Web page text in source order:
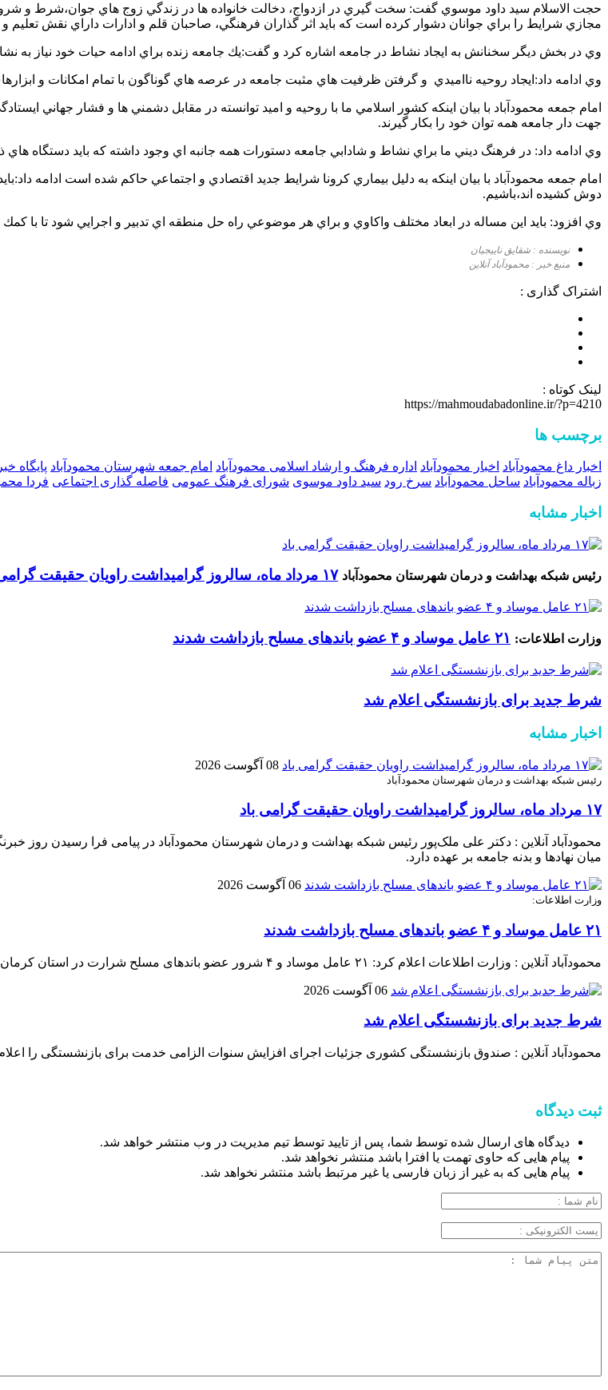
حجت الاسلام سيد داود موسوي گفت: سخت گيري در ازدواج، دخالت خانواده ها در زندگي زوج هاي جوان،شرط و
مجازي شرايط را براي جوانان دشوار كرده است كه بايد اثر گذاران فرهنگي، صاحبان قلم و ادارات داراي نقش تعليم و
وي در بخش ديگر سخنانش به ايجاد نشاط در جامعه اشاره كرد و گفت:يك جامعه زنده براي ادامه حيات خود نياز به
وي ادامه داد:ايجاد روحيه نااميدي و گرفتن ظرفيت هاي مثبت جامعه در عرصه هاي گوناگون با تمام امكانات و
امام جمعه محمودآباد با بيان اينكه كشور اسلامي ما با روحيه و اميد توانسته در مقابل دشمني ها و فشار جهاني
جهت دار جامعه همه توان خود را بكار گيرند.
وي ادامه داد: در فرهنگ ديني ما براي نشاط و شادابي جامعه دستورات همه جانبه اي وجود داشته كه بايد دستگاه
امام جمعه محمودآباد با بيان اينكه به دليل بيماري كرونا شرايط جديد اقتصادي و اجتماعي حاكم شده است ادامه
دوش كشيده اند،باشيم.
وي افزود: بايد اين مساله در ابعاد مختلف واكاوي و براي هر موضوعي راه حل منطقه اي تدبير و اجرايي شود تا با
نویسنده : شقایق ناییجیان
منبع خبر : محمودآباد آنلاین
اشتراک گذاری :
لینک کوتاه :
https://mahmoudabadonline.ir/?p=4210
برچسب ها
اخبار داغ محمودآباد اخبار محمودآباد اداره فرهنگ و ارشاد اسلامی محمودآباد امام جمعه شهرستان محمودآباد پایگاه
زباله محمودآباد ساحل محمودآباد سرخ رود سید داود موسوی شورای فرهنگ عمومی فاصله گذاری اجتماعی فردا
اخبار مشابه
رئیس شبکه بهداشت و درمان شهرستان محمودآباد ۱۷ مرداد ماه، سالروز گرامیداشت راویان حقیقت گرامی باد
وزارت اطلاعات: ۲۱ عامل موساد و ۴ عضو باند‌های مسلح بازداشت شدند
شرط جدید برای بازنشستگی اعلام شد
اخبار مشابه
08 آگوست 2026
رئیس شبکه بهداشت و درمان شهرستان محمودآباد
۱۷ مرداد ماه، سالروز گرامیداشت راویان حقیقت گرامی باد
محمودآباد آنلاین : دکتر علی ملک‌پور رئیس شبکه بهداشت و درمان شهرستان محمودآباد در پیامی فرا رسیدن روز
میان نهادها و بدنه جامعه بر عهده دارد.
06 آگوست 2026
وزارت اطلاعات:
۲۱ عامل موساد و ۴ عضو باند‌های مسلح بازداشت شدند
محمودآباد آنلاین : وزارت اطلاعات اعلام کرد: ۲۱ عامل موساد و ۴ شرور عضو باند‌های مسلح شرارت در استان کرمان شناسایی و بازداشت شدند.
06 آگوست 2026
شرط جدید برای بازنشستگی اعلام شد
محمودآباد آنلاین : صندوق بازنشستگی کشوری جزئیات اجرای افزایش سنوات الزامی خدمت برای بازنشستگی را
ثبت دیدگاه
دیدگاه های ارسال شده توسط شما، پس از تایید توسط تیم مدیریت در وب منتشر خواهد شد.
پیام هایی که حاوی تهمت یا افترا باشد منتشر نخواهد شد.
پیام هایی که به غیر از زبان فارسی یا غیر مرتبط باشد منتشر نخواهد شد.